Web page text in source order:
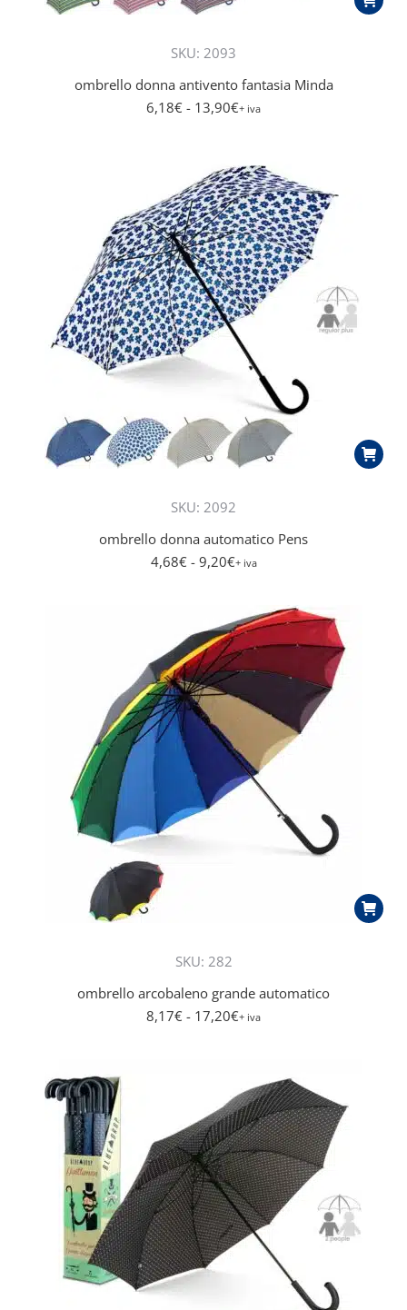
SKU: 2093
ombrello donna antivento fantasia Minda
6,18€ - 13,90€+ iva
SKU: 2092
ombrello donna automatico Pens
4,68€- 9,20€+ iva
SKU: 282
ombrello arcobaleno grande automatico
8,17€ - 17,20€+ iva